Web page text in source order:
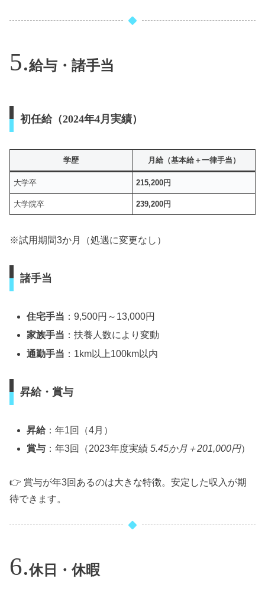
給与・諸手当
初任給（2024年4月実績）
学歴 月給（基本給＋一律手当）
大学卒 215,200円
大学院卒 239,200円
※試用期間3か月（処遇に変更なし）
諸手当
住宅手当 ：9,500円～13,000円
家族手当 ：扶養人数により変動
通勤手当 ：1km以上100km以内
昇給・賞与
昇給：年1回（4月）
賞与 ：年3回（2023年度実績5.45か月＋201,000円）
👉 賞与が年3回あるのは大きな特徴。安定した収入が期
待できます。
休日・休暇